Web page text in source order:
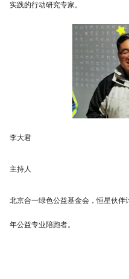
实践的行动研究专家。
李大君
主持人
北京合一绿色公益基金会，恒星伙
年公益专业陪跑者。